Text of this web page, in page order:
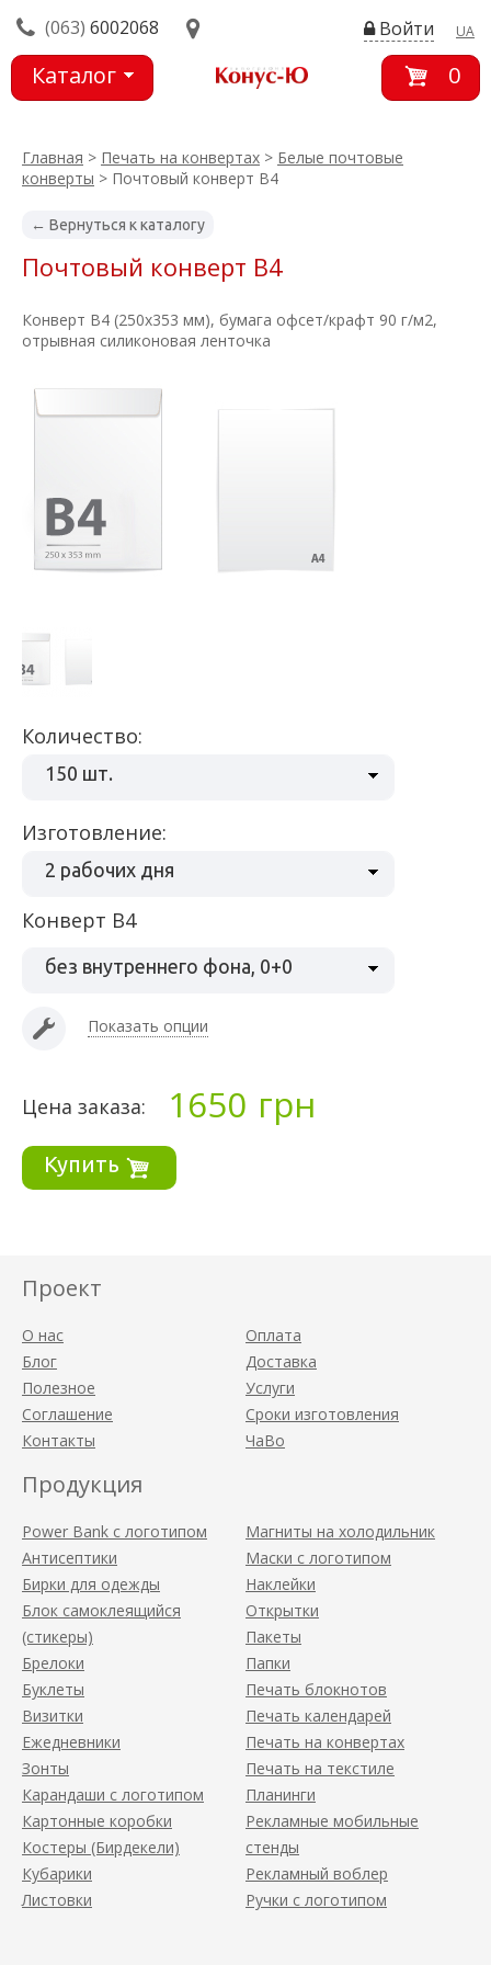
(063) 6002068 UA
Войти
Каталог
0
Главная > Печать на конвертах > Белые почтовые
конверты > Почтовый конверт В4
← Вернуться к каталогу
Почтовый конверт В4
Конверт В4 (250х353 мм), бумага офсет/крафт 90 г/м2,
отрывная силиконовая ленточка
Количество:
150 шт.
Изготовление:
2 рабочих дня
Конверт В4
без внутреннего фона, 0+0
Показать опции
Цена заказа: 1650 грн
Купить
Проект
О нас
Блог
Полезное
Соглашение
Контакты
Оплата
Доставка
Услуги
Сроки изготовления
ЧаВо
Продукция
Power Bank с логотипом
Антисептики
Бирки для одежды
Блок самоклеящийся
(стикеры)
Брелоки
Буклеты
Визитки
Ежедневники
Зонты
Карандаши с логотипом
Картонные коробки
Костеры (Бирдекели)
Кубарики
Листовки
Магниты на холодильник
Маски с логотипом
Наклейки
Открытки
Пакеты
Папки
Печать блокнотов
Печать календарей
Печать на конвертах
Печать на текстиле
Планинги
Рекламные мобильные
стенды
Рекламный воблер
Ручки с логотипом